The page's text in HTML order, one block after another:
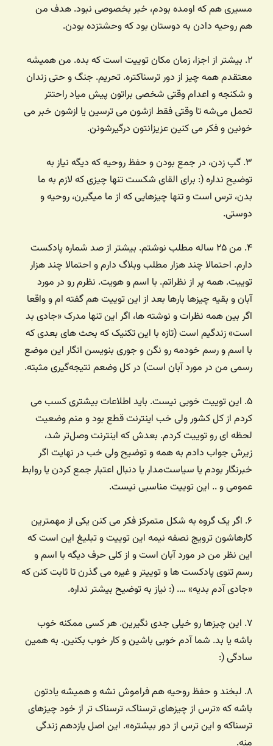
مسیری هم که اومده بودم، خبر بخصوصی نبود. هدف من
هم روحیه دادن به دوستان بود که وحشتزده بودن.
۲. بیشتر از اجزا، زمان مکان توییت است که بده. من همیشه
معتقدم همه چیز از دور ترسناکتره. تحریم. جنگ و حتی زندان
و شکنجه و اعدام وقتی شخصی براتون پیش میاد راحتتر
تحمل می‌شه تا وقتی فقط ازشون می ترسین یا ازشون خبر می
خونین و فکر می کنین عزیزانتون درگیرشونن.
۳. گپ زدن، در جمع بودن و حفظ روحیه که دیگه نیاز به
توضیح نداره (: برای القای شکست تنها چیزی که لازم به ما
بدن،‌ ترس است و تنها چیزهایی که از ما میگیرن، روحیه و
دوستی.
۴. من ۲۵ ساله مطلب نوشتم. بیشتر از صد شماره پادکست
دارم. احتمالا چند هزار مطلب وبلاگ دارم و احتمالا چند هزار
توییت. همه پر از نظراتم. با اسم و هویت. نظرم رو در مورد
آبان و بقیه چیزها بارها بعد از این توییت هم گفته ام و واقعا
اگر بین همه نظرات و نوشته ها، اگر این تنها مدرک «جادی بد
است» زندگیم است (تازه با این تکنیک که بحث های بعدی که
با اسم و رسم خودمه رو نگن و جوری بنویسن انگار این موضع
رسمی من در مورد آبان است) در کل وضعم نتیجه‌گیری مثبته.
۵. این توییت خوبی نیست. باید اطلاعات بیشتری کسب می
کردم از کل کشور ولی خب اینترنت قطع بود و منم وضعیت
لحظه ای رو توییت کردم. بعدش که اینترنت وصل‌تر شد،
زیرش جواب دادم به همه و توضیح ولی خب در نهایت اگر
خبرنگار بودم یا سیاست‌مدار یا دنبال اعتبار جمع کردن یا روابط
عمومی و .. این توییت مناسبی نیست.
۶. اگر یک گروه به شکل متمرکز فکر می کنن یکی از مهمترین
کارهاشون ترویج نصفه نیمه این توییت و تبلیغ این است که
این نظر من در مورد آبان است و از کلی حرف دیگه با اسم و
رسم تنوی پادکست ها و توییتر و غیره می گذرن تا ثابت کنن که
«جادی آدم بدیه»‌ …. (: نیاز به توضیح بیشتر نداره.
۷. این چیزها رو خیلی جدی نگیرین. هر کسی ممکنه خوب
باشه یا بد. شما آدم خوبی باشین و کار خوب بکنین. به همین
سادگی (:
۸. لبخند و حفظ روحیه هم فراموش نشه و همیشه یادتون
باشه که «ترس از چیزهای ترسناک، ترسناک تر از خود چیزهای
ترسناکه و این ترس از دور بیشتره». این اصل یازدهم زندگی